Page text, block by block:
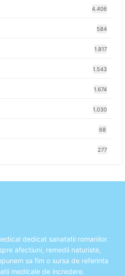
4.406
584
1.817
1.543
1.674
1.030
68
277
dedicat sanatatii romanilor.
afectiuni, remedii naturiste,
sa fim o sursa de referinta
medicale de incredere.